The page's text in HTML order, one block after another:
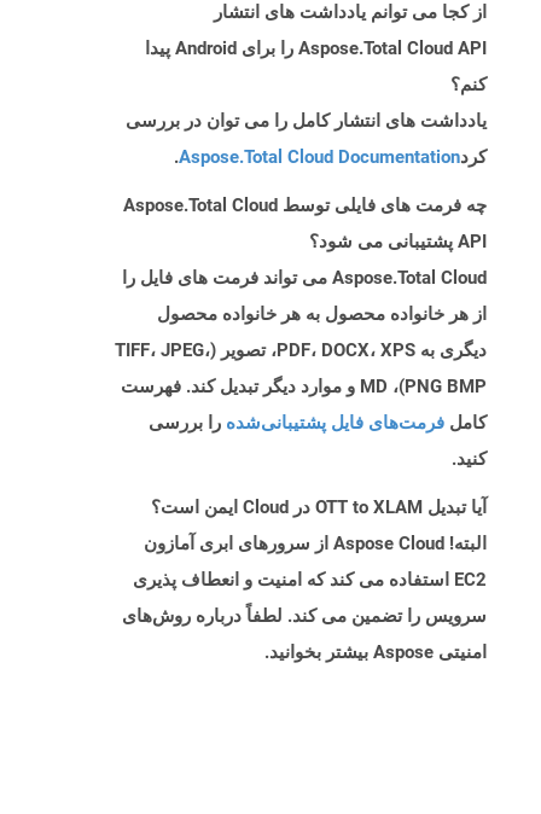
از کجا می توانم یادداشت های انتشار
Aspose.Total Cloud API را برای Android پیدا
کنم؟
یادداشت های انتشار کامل را می توان در بررسی
کردAspose.Total Cloud Documentation
.
چه فرمت های فایلی توسط Aspose.Total Cloud
API پشتیبانی می شود؟
Aspose.Total Cloud می تواند فرمت های فایل را
از هر خانواده محصول به هر خانواده محصول
دیگری به PDF، DOCX، XPS، تصویر (TIFF، JPEG،
PNG BMP)، MD و موارد دیگر تبدیل کند. فهرست
کامل فرمت‌های فایل پشتیبانی‌شده را بررسی
کنید.
آیا تبدیل OTT to XLAM در Cloud ایمن است؟
البته! Aspose Cloud از سرورهای ابری آمازون
EC2 استفاده می کند که امنیت و انعطاف پذیری
سرویس را تضمین می کند. لطفاً درباره روش‌های
امنیتی Aspose بیشتر بخوانید.